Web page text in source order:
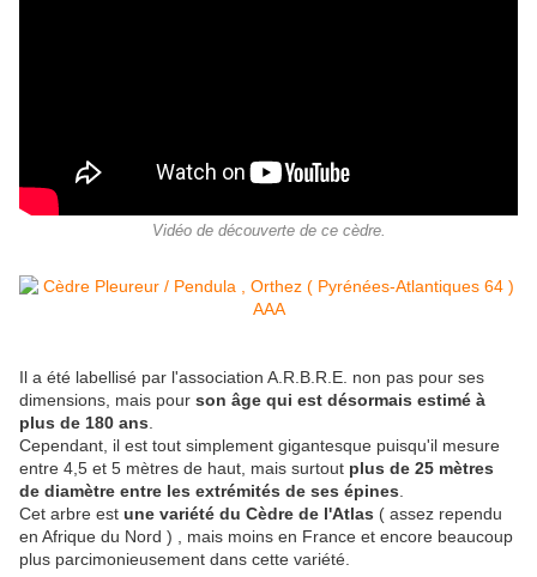
Vidéo de découverte de ce cèdre.
Il a été labellisé par l'association A.R.B.R.E. non pas pour ses
dimensions, mais pour son âge qui est désormais estimé à
plus de 180 ans
Cependant, il est tout simplement gigantesque puisqu'il mesure
entre 4,5 et 5 mètres de haut, mais surtout plus de 25 mètres
de diamètre entre les extrémités de ses épines
Cet arbre est une variété du Cèdre de l'Atlas ( assez rependu
en Afrique du Nord ) , mais moins en France et encore beaucoup
plus parcimonieusement dans cette variété.